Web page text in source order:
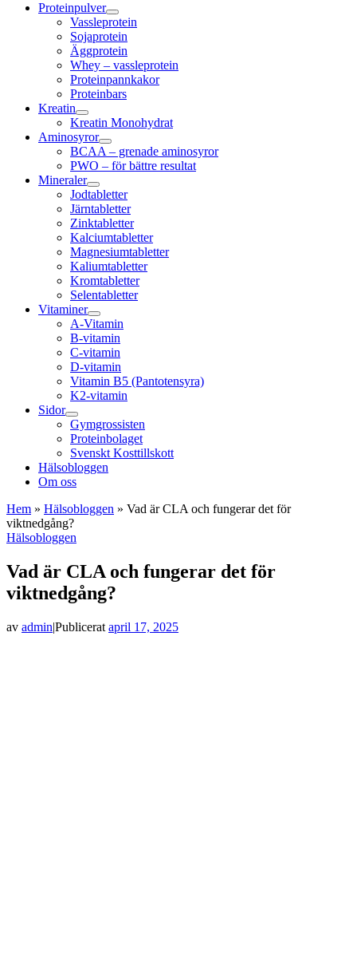
Proteinpulver
Vassleprotein
Sojaprotein
Äggprotein
Whey – vassleprotein
Proteinpannkakor
Proteinbars
Kreatin
Kreatin Monohydrat
Aminosyror
BCAA – grenade aminosyror
PWO – för bättre resultat
Mineraler
Jodtabletter
Järntabletter
Zinktabletter
Kalciumtabletter
Magnesiumtabletter
Kaliumtabletter
Kromtabletter
Selentabletter
Vitaminer
A-Vitamin
B-vitamin
C-vitamin
D-vitamin
Vitamin B5 (Pantotensyra)
K2-vitamin
Sidor
Gymgrossisten
Proteinbolaget
Svenskt Kosttillskott
Hälsobloggen
Om oss
Hem » Hälsobloggen » Vad är CLA och fungerar det för
viktnedgång?
Hälsobloggen
Vad är CLA och fungerar det för
viktnedgång?
av admin|Publicerat april 17, 2025